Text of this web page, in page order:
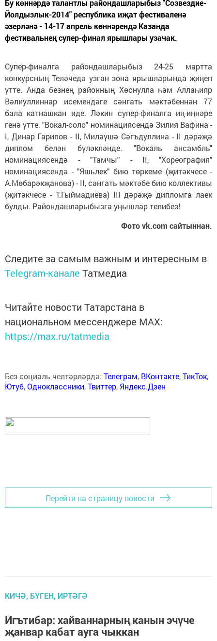
Бу көннәрдә талантлы райондашларыбыз "Созвездие-
Йолдызлык-2014" республика иҗат фестиваленә
әзерләнә - 14-17 апрель көннәрендә Казанда
фестивальнең супер-финал ярышлары узачак.
Супер-финалга райондашларыбыз 24-25 мартта
конкурсның Теләчедә узган зона ярышларында җиңеп
үтте. Анда безнең районның Хөснулла һәм Аллаһияр
Вәлиуллиннар исемендәге сәнгать мәктәбеннән 77
бала катнашкан иде. Ләкин супер-финалга иң-иңнәре
генә үтте. "Вокал-соло" номинациясендә Зилия Вафина -
I, Динар Гарипов - II, Миләүшә Сәгъдуллина - II дәрәҗә
диплом белән бүләкләнде. "Вокаль ансамбль"
номинациясендә - "Тамчы" - II, "Хореография"
номинациясендә - "Яшьлек" бию төркеме (җитәкчесе -
А.Мөбарәкҗанова) - II, сәнгать мәктәбе бию коллективы
(җитәкчесе - Т.Гыймадиева) III дәрәҗә дипломга лаек
булды. Райондашларыбызга уңышлар телибез!
Фото vk.com сайтыннан.
Следите за самым важным и интересным в
Telegram-канале Татмедиа
Читайте новости Татарстана в
национальном мессенджере MАХ:
https://max.ru/tatmedia
Без социаль челтәрләрдә: Телеграм, ВКонтакте,ТикТок,
Ютуб,Одноклассники,Твиттер, Яндекс.Дзен
Перейти на страницу новости
КИЧӘ, БҮГЕН, ИРТӘГӘ
Игътибар: хайваннарның канын эчүче
җанвар кабат ауга чыккан